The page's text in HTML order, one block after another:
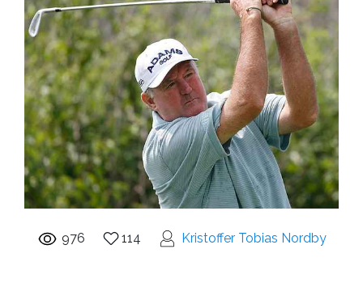
976 114 Kristoffer Tobias Nordby